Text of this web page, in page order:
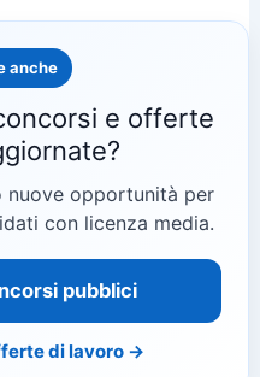
anche
e offerte
nuove opportunità per
con licenza media.
pubblici
di lavoro →